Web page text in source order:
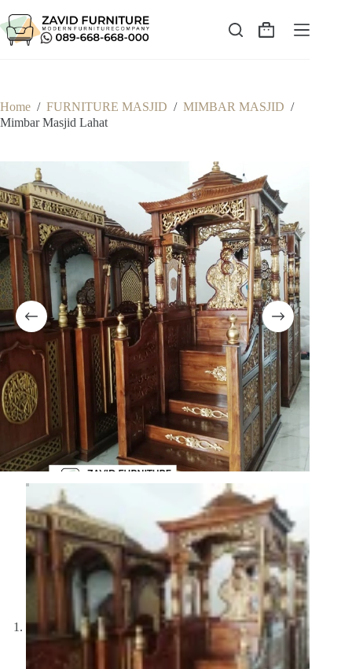
to
content
Shopping
Home / FURNITURE MASJID / MIMBAR MASJID /
Mimbar Masjid Lahat